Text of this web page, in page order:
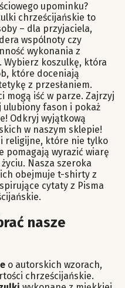
upominku?
chrześcijańskie to
– dla przyjaciela,
wspólnoty czy
wykonania z
Wybierz koszulkę, która
które doceniają
z przesłaniem.
mogą iść w parze. Zajrzyj
ulubiony fason i pokaż
Odkryj wyjątkową
w naszym sklepie!
religijne, które nie tylko
pomagają wyrazić wiarę
Nasza szeroka
obejmuje t-shirty z
cytaty z Pisma
nasze
o autorskich wzorach,
chrześcijańskie.
0. Zobacz szczegóły